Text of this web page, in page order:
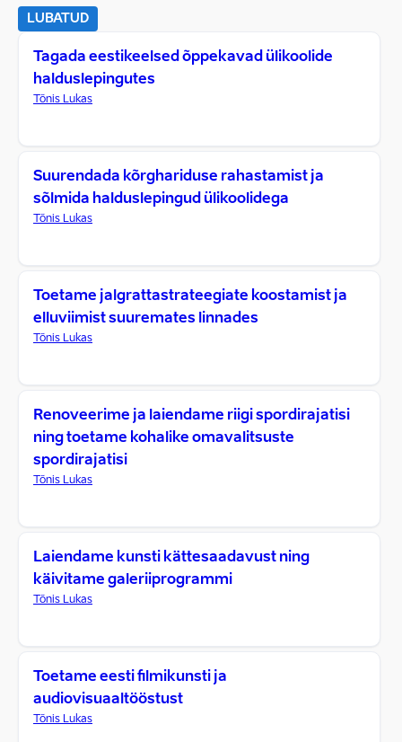
LUBATUD
Tagada eestikeelsed õppekavad ülikoolide
halduslepingutes
Tõnis Lukas
Suurendada kõrghariduse rahastamist ja
sõlmida halduslepingud ülikoolidega
Tõnis Lukas
Toetame jalgrattastrateegiate koostamist ja
elluviimist suuremates linnades
Tõnis Lukas
Renoveerime ja laiendame riigi spordirajatisi
ning toetame kohalike omavalitsuste
spordirajatisi
Tõnis Lukas
Laiendame kunsti kättesaadavust ning
käivitame galeriiprogrammi
Tõnis Lukas
Toetame eesti filmikunsti ja
audiovisuaaltööstust
Tõnis Lukas